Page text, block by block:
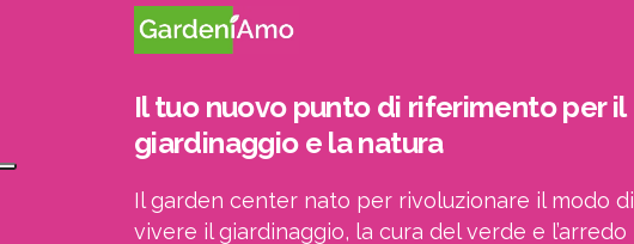
Il tuo nuovo punto di riferimento per il
giardinaggio e la natura
Il garden center nato per rivoluzionare il modo di
vivere il giardinaggio, la cura del verde e l’arredo